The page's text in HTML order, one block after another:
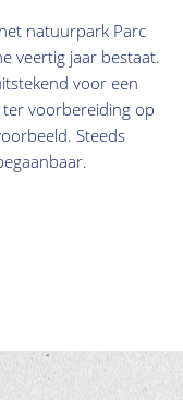
natuurpark Parc
veertig jaar bestaat.
voor een
voorbereiding op
Steeds